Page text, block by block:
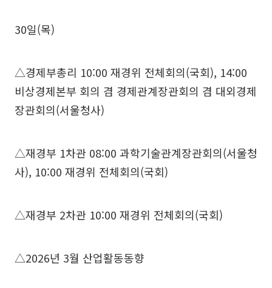
30일(목)
△경제부총리 10:00 재경위 전체회의(국회), 14:00
비상경제본부 회의 겸 경제관계장관회의 겸 대외경제
장관회의(서울청사)
△재경부 1차관 08:00 과학기술관계장관회의(서울청
사), 10:00 재경위 전체회의(국회)
△재경부 2차관 10:00 재경위 전체회의(국회)
△2026년 3월 산업활동동향